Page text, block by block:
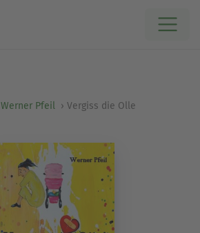
Werner Pfeil Vergiss die Olle